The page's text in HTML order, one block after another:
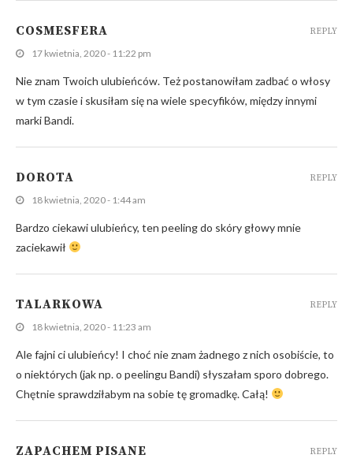
COSMESFERA
17 kwietnia, 2020 - 11:22 pm
Nie znam Twoich ulubieńców. Też postanowiłam zadbać o włosy
w tym czasie i skusiłam się na wiele specyfików, między innymi
marki Bandi.
REPLY
DOROTA
18 kwietnia, 2020 - 1:44 am
Bardzo ciekawi ulubieńcy, ten peeling do skóry głowy mnie
zaciekawił
REPLY
TALARKOWA
18 kwietnia, 2020 - 11:23 am
Ale fajni ci ulubieńcy! I choć nie znam żadnego z nich osobiście, to
o niektórych (jak np. o peelingu Bandi) słyszałam sporo dobrego.
Chętnie sprawdziłabym na sobie tę gromadkę. Całą!
REPLY
ZAPACHEM PISANE REPLY